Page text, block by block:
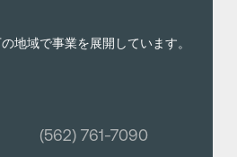
地域で事業を展開しています。
(562) 761-7090